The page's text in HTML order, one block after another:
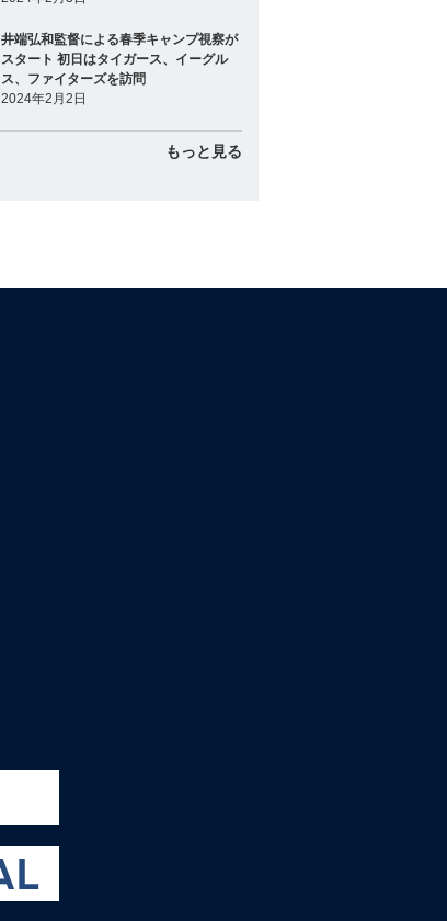
井端弘和監督による春季キャンプ視察が
スタート 初日はタイガース、イーグル
ス、ファイターズを訪問
2024年2月2日
もっと見る